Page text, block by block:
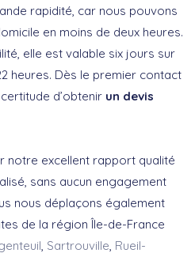
rapidité, car nous pouvons
en moins de deux heures.
elle est valable six jours sur
heures. Dès le premier contact
d’obtenir un devis
notre excellent rapport qualité
sans aucun engagement
nous déplaçons également
de la région Île-de-France
Sartrouville Rueil-